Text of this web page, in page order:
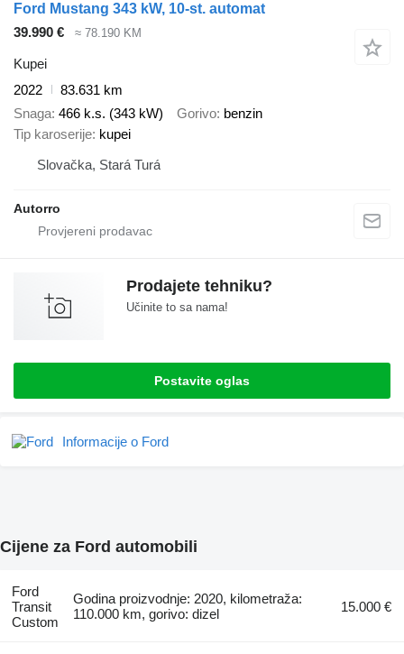
Ford Mustang 343 kW, 10-st. automat
39.990 €
≈ 78.190 KM
Kupei
2022
83.631 km
Snaga 466 k.s. (343 kW) Gorivo benzin
Tip karoserije kupei
Slovačka, Stará Turá
Autorro
Prodajete tehniku?
Učinite to sa nama!
Postavite oglas
Informacije o Ford
Cijene za Ford automobili
Ford
Transit
Custom
Godina proizvodnje: 2020, kilometraža:
110.000 km, gorivo: dizel
15.000 €